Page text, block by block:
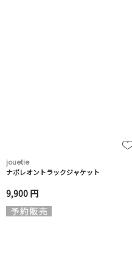
jouetie
ナポレオントラックジャケット
9,900 円